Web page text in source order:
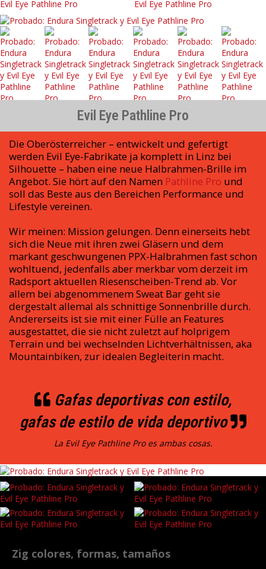
Evil Eye Pathline Pro
Die Oberösterreicher – entwickelt und gefertigt
werden Evil Eye-Fabrikate ja komplett in Linz bei
Silhouette – haben eine neue Halbrahmen-Brille im
Angebot. Sie hört auf den Namen Pathline Pro und
soll das Beste aus den Bereichen Performance und
Lifestyle vereinen.
Wir meinen: Mission gelungen. Denn einerseits hebt
sich die Neue mit ihren zwei Gläsern und dem
markant geschwungenen PPX-Halbrahmen fast schon
wohltuend, jedenfalls aber merkbar vom derzeit im
Radsport aktuellen Riesenscheiben-Trend ab. Vor
allem bei abgenommenem Sweat Bar geht sie
dergestalt allemal als schnittige Sonnenbrille durch.
Andererseits ist sie mit einer Fülle an Features
ausgestattet, die sie nicht zuletzt auf holprigem
Terrain und bei wechselnden Lichtverhältnissen, aka
Mountainbiken, zur idealen Begleiterin macht.
Gafas deportivas con estilo,
gafas de estilo de vida deportivo
La Evil Eye Pathline Pro es ambas cosas.
Zig colores, formas, tamaños